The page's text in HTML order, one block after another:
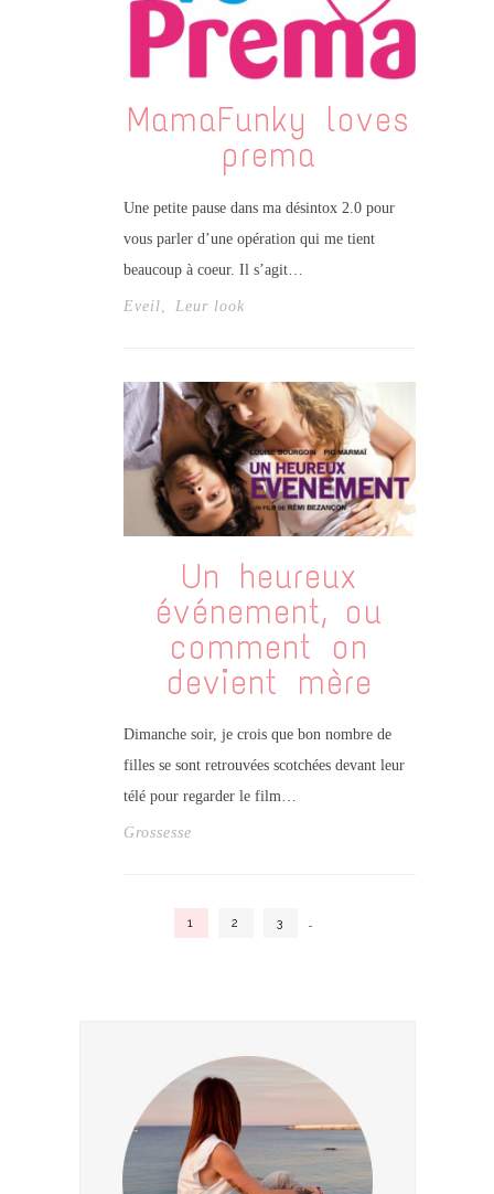
MamaFunky loves
prema
Une petite pause dans ma désintox 2.0 pour
vous parler d’une opération qui me tient
beaucoup à coeur. Il s’agit…
Eveil Leur look
Un heureux
événement, ou
comment on
devient mère
Dimanche soir, je crois que bon nombre de
filles se sont retrouvées scotchées devant leur
télé pour regarder le film…
Grossesse
1 2 3 …